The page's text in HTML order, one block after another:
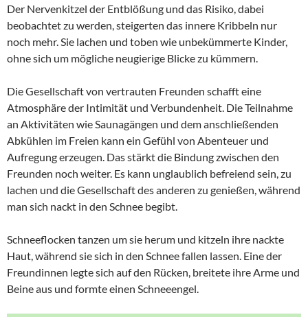
Der Nervenkitzel der Entblößung und das Risiko, dabei
beobachtet zu werden, steigerten das innere Kribbeln nur
noch mehr. Sie lachen und toben wie unbekümmerte Kinder,
ohne sich um mögliche neugierige Blicke zu kümmern.
Die Gesellschaft von vertrauten Freunden schafft eine
Atmosphäre der Intimität und Verbundenheit. Die Teilnahme
an Aktivitäten wie Saunagängen und dem anschließenden
Abkühlen im Freien kann ein Gefühl von Abenteuer und
Aufregung erzeugen. Das stärkt die Bindung zwischen den
Freunden noch weiter. Es kann unglaublich befreiend sein, zu
lachen und die Gesellschaft des anderen zu genießen, während
man sich nackt in den Schnee begibt.
Schneeflocken tanzen um sie herum und kitzeln ihre nackte
Haut, während sie sich in den Schnee fallen lassen. Eine der
Freundinnen legte sich auf den Rücken, breitete ihre Arme und
Beine aus und formte einen Schneeengel.